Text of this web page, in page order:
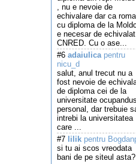
, nu e nevoie de
echivalare dar ca
cu diploma de la
e necesar de
CNRED. Cu o ase...
#6 adaiulicapentru
nicu_d
salut, anul trecut nu a
fost nevoie de
de diploma cei de la
universitate
personal, dar trebuie
intrebi la universitatea
care ...
#7 lilik pentru
si tu ai scos vreodata
bani de pe siteul asta?